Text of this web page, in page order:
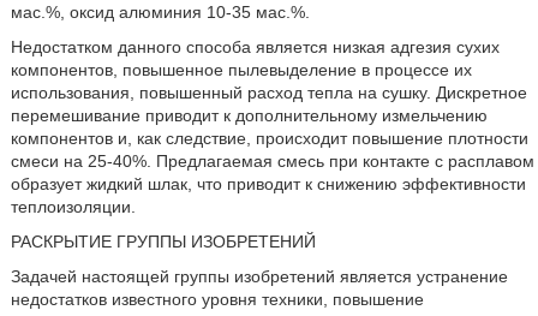
мас.%, оксид алюминия 10-35 мас.%.
Недостатком данного способа является низкая адгезия сухих
компонентов, повышенное пылевыделение в процессе их
использования, повышенный расход тепла на сушку. Дискретное
перемешивание приводит к дополнительному измельчению
компонентов и, как следствие, происходит повышение плотности
смеси на 25-40%. Предлагаемая смесь при контакте с расплавом
образует жидкий шлак, что приводит к снижению эффективности
теплоизоляции.
РАСКРЫТИЕ ГРУППЫ ИЗОБРЕТЕНИЙ
Задачей настоящей группы изобретений является устранение
недостатков известного уровня техники, повышение